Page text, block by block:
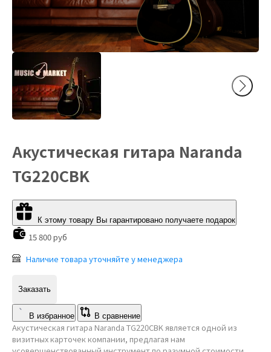
Акустическая гитара Naranda
TG220CBK
К этому товару Вы гарантировано получаете подарок
15 800 руб
Наличие товара уточняйте у менеджера
Заказать
В избранное В сравнение
Акустическая гитара Naranda TG220CBK является одной из
визитных карточек компании, предлагая нам